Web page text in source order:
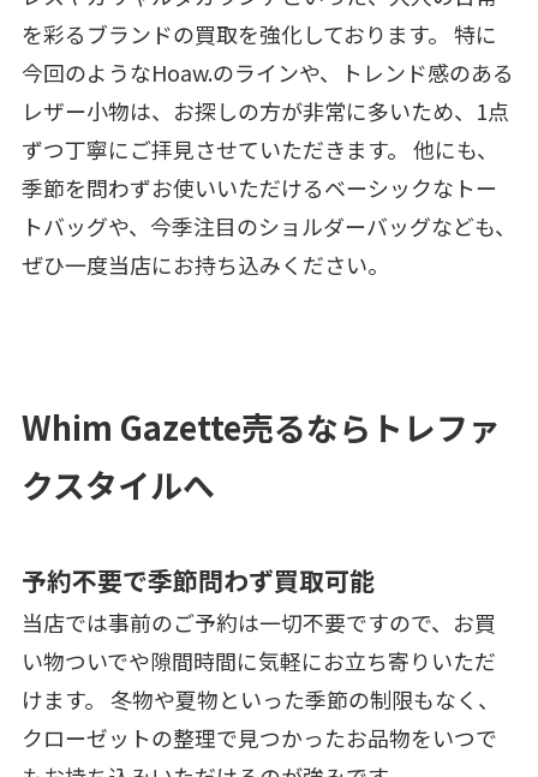
を彩るブランドの買取を強化しております。 特に
今回のようなHoaw.のラインや、トレンド感のある
レザー小物は、お探しの方が非常に多いため、1点
ずつ丁寧にご拝見させていただきます。 他にも、
季節を問わずお使いいただけるベーシックなトー
トバッグや、今季注目のショルダーバッグなども、
ぜひ一度当店にお持ち込みください。
Whim Gazette売るならトレファ
クスタイルへ
予約不要で季節問わず買取可能
当店では事前のご予約は一切不要ですので、お買
い物ついでや隙間時間に気軽にお立ち寄りいただ
けます。 冬物や夏物といった季節の制限もなく、
クローゼットの整理で見つかったお品物をいつで